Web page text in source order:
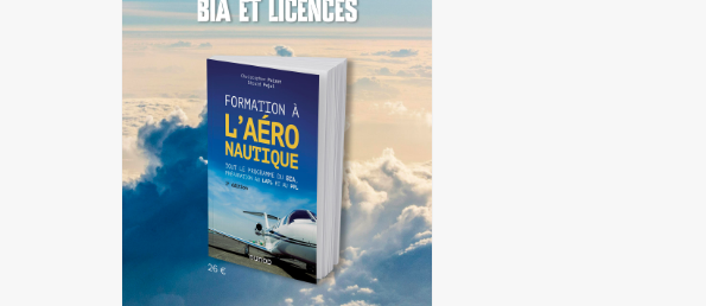
Guyane
Île-de-France
La Réunion
Languedoc-Roussillon-Midi-
Pyrénées
Martinique